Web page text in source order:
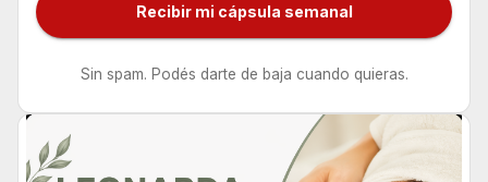
Recibir mi cápsula semanal
Sin spam. Podés darte de baja cuando quieras.